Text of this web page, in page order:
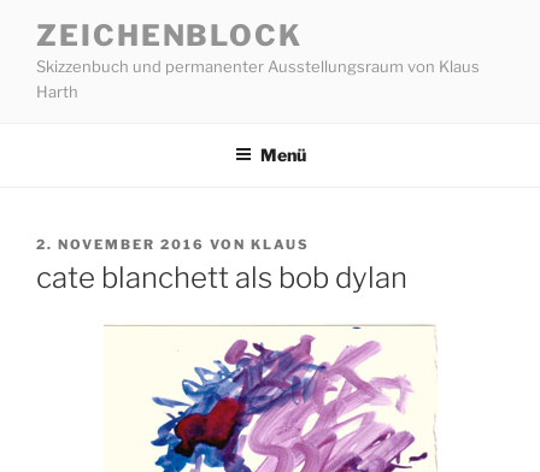
Inhalt
springen
ZEICHENBLOCK
Skizzenbuch und permanenter Ausstellungsraum von Klaus
Harth
Menü
VERÖFFENTLICHT
2. NOVEMBER 2016 VON KLAUS
cate blanchett als bob dylan